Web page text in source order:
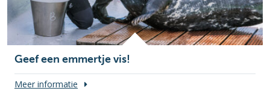
Geef een emmertje vis!
Meer informatie